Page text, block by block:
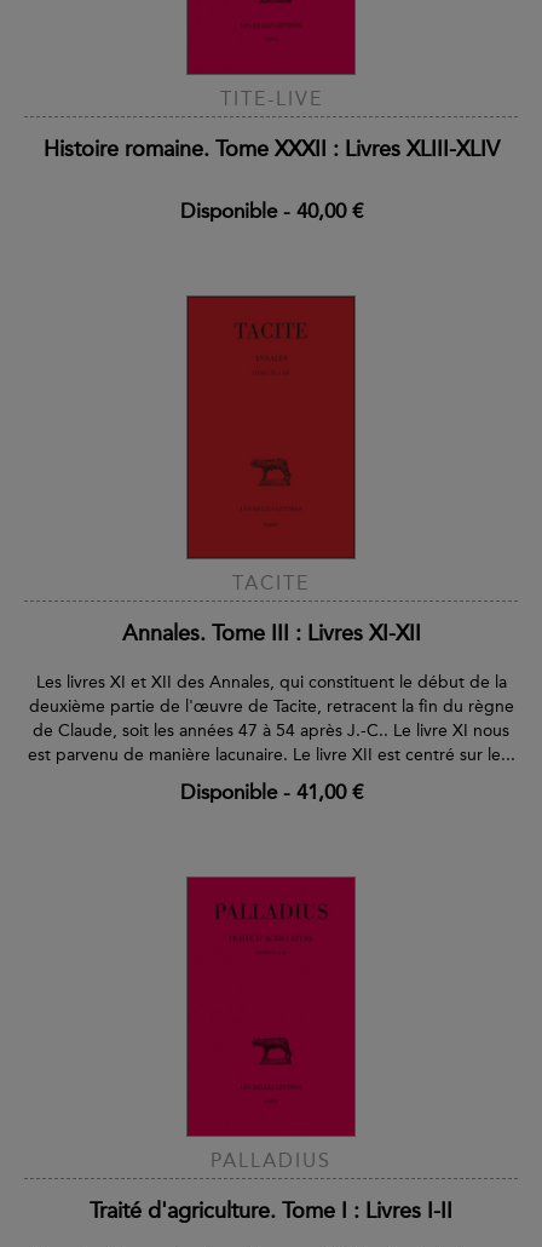
TITE-LIVE
Histoire romaine. Tome XXXII : Livres XLIII-XLIV
Disponible- 40,00 €
TACITE
Annales. Tome III : Livres XI-XII
Les livres XI et XII des Annales, qui constituent le début de la
deuxième partie de l'œuvre de Tacite, retracent la fin du règne
de Claude, soit les années 47 à 54 après J.-C.. Le livre XI nous
est parvenu de manière lacunaire. Le livre XII est centré sur le...
Disponible- 41,00 €
PALLADIUS
Traité d'agriculture. Tome I : Livres I-II